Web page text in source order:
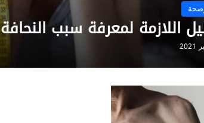
اللازمة لمعرفة سبب النحافة